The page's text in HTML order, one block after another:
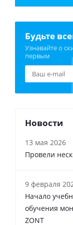
Будьте
Узнавайте о
первым
Новости
13 мая 2026
Провели
9 февраля
Начало
обучения
ZONT